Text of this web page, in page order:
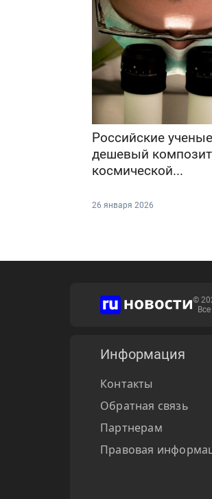
Российские
дешевый
космической...
26 января 2026
©
Информация
Контакты
Обратная связь
Партнерам
Правовая